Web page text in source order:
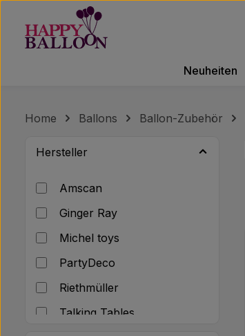
Hauptinhalt springen
Zur Suche springen
Zur Hauptnavigation springen
Neuheiten
Home Ballons Ballon-Zubehör
Hersteller
Amscan
Ginger Ray
Michel toys
PartyDeco
Riethmüller
Talking Tables